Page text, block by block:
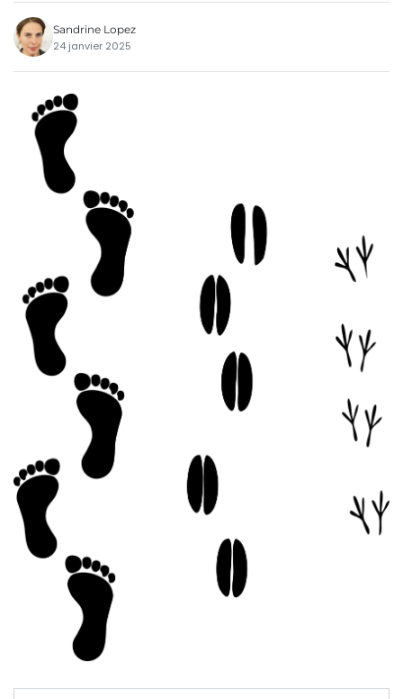
Sandrine Lopez
24 janvier 2025